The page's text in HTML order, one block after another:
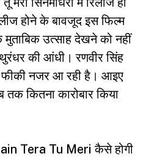
होने के बावजूद इस फिल्म
उत्साह देखने को नहीं
की आंधी। रणवीर सिंह
फीकी नजर आ रही है। आइए
कितना कारोबार किया
Tera Tu Meri कैसे होगी